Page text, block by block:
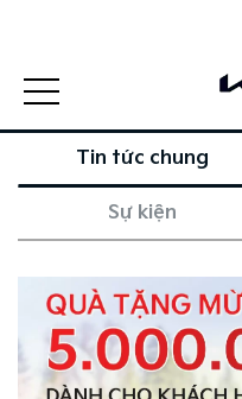
Tin tức chung
Sự kiện